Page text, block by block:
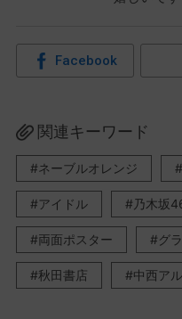
Facebook
関連キーワード
ネーブルオレンジ
アイドル 乃木坂
両面ポスター グ
秋田書店 中西ア